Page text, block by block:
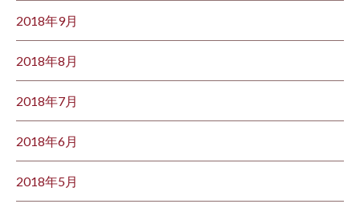
2018年9月
2018年8月
2018年7月
2018年6月
2018年5月